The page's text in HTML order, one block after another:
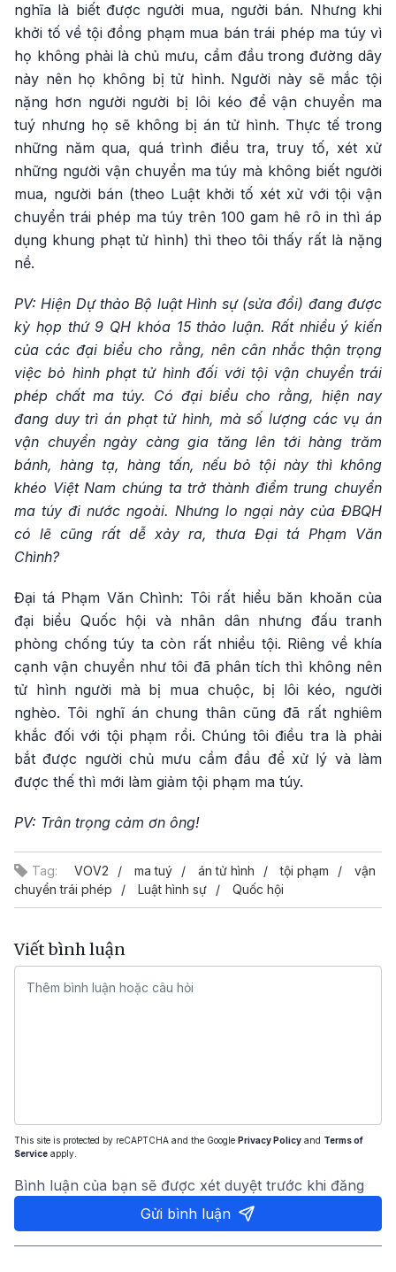
nghĩa là biết được người mua, người bán. Nhưng khi
khởi tố về tội đồng phạm mua bán trái phép ma túy vì
họ không phải là chủ mưu, cầm đầu trong đường dây
này nên họ không bị tử hình. Người này sẽ mắc tội
nặng hơn người người bị lôi kéo để vận chuyển ma
tuý nhưng họ sẽ không bị án tử hình. Thực tế trong
những năm qua, quá trình điều tra, truy tố, xét xử
những người vận chuyển ma túy mà không biết người
mua, người bán (theo Luật khởi tố xét xử với tội vận
chuyển trái phép ma túy trên 100 gam hê rô in thì áp
dụng khung phạt tử hình) thì theo tôi thấy rất là nặng
nề.
PV: Hiện Dự thảo Bộ luật Hình sự (sửa đổi) đang được
kỳ họp thứ 9 QH khóa 15 thảo luận. Rất nhiều ý kiến
của các đại biểu cho rằng, nên cân nhắc thận trọng
việc bỏ hình phạt tử hình đối với tội vận chuyển trái
phép chất ma túy. Có đại biểu cho rằng, hiện nay
đang duy trì án phạt tử hình, mà số lượng các vụ án
vận chuyển ngày càng gia tăng lên tới hàng trăm
bánh, hàng tạ, hàng tấn, nếu bỏ tội này thì không
khéo Việt Nam chúng ta trở thành điểm trung chuyển
ma túy đi nước ngoài. Nhưng lo ngại này của ĐBQH
có lẽ cũng rất dễ xảy ra, thưa Đại tá Phạm Văn
Chình?
Đại tá Phạm Văn Chình: Tôi rất hiểu băn khoăn của
đại biểu Quốc hội và nhân dân nhưng đấu tranh
phòng chống túy ta còn rất nhiều tội. Riêng về khía
cạnh vận chuyển như tôi đã phân tích thì không nên
tử hình người mà bị mua chuộc, bị lôi kéo, người
nghèo. Tôi nghĩ án chung thân cũng đã rất nghiêm
khắc đối với tội phạm rồi. Chúng tôi điều tra là phải
bắt được người chủ mưu cầm đầu để xử lý và làm
được thế thì mới làm giảm tội phạm ma túy.
PV: Trân trọng cảm ơn ông!
Tag: VOV2 ma tuý án tử hình tội phạm
vận
chuyển trái phép
Luật hình sự Quốc hội
Viết bình luận
This site is protected by reCAPTCHA and the Google Privacy Policy and Terms of
Service apply.
Bình luận của bạn sẽ được xét duyệt trước khi đăng
Gửi bình luận